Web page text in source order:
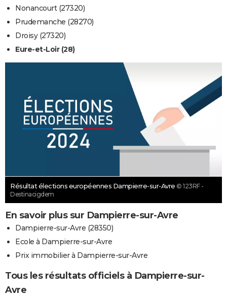
Nonancourt (27320)
Prudemanche (28270)
Droisy (27320)
Eure-et-Loir (28)
Résultat élections européennes Dampierre-sur-Avre © 123RF -
Destinacigdem
En savoir plus sur Dampierre-sur-Avre
Dampierre-sur-Avre (28350)
Ecole à Dampierre-sur-Avre
Prix immobilier à Dampierre-sur-Avre
Tous les résultats officiels à Dampierre-sur-
Avre